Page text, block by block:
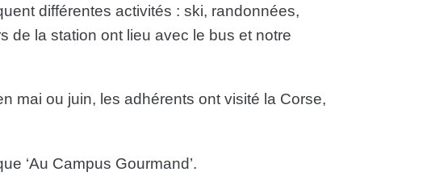
différentes activités : ski, randonnées,
de la station ont lieu avec le bus et notre
mai ou juin, les adhérents ont visité la Corse,
‘Au Campus Gourmand’.